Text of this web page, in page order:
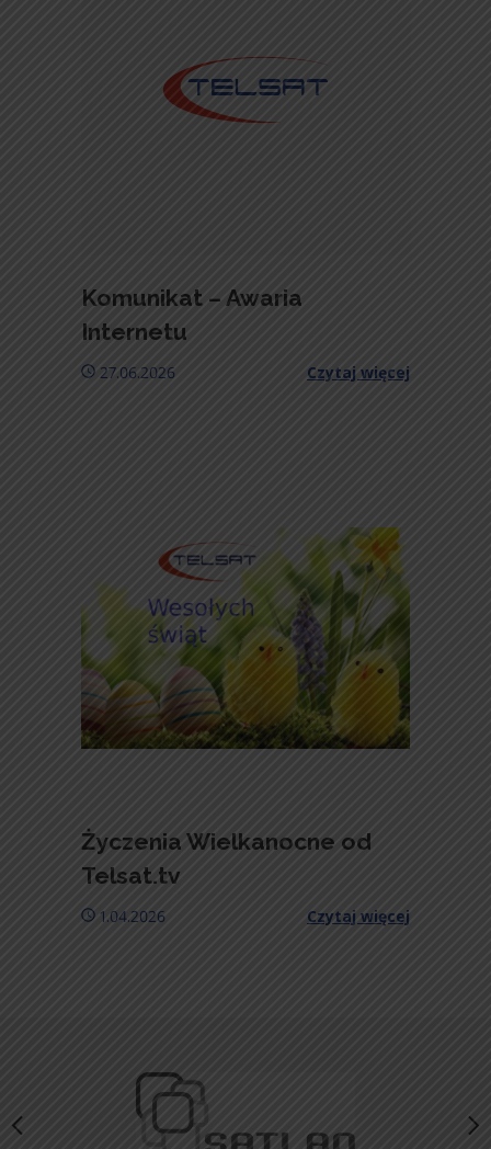
Komunikat – Awaria
Internetu
27.06.2026 Czytaj więcej
Życzenia Wielkanocne od
Telsat.tv
1.04.2026 Czytaj więcej